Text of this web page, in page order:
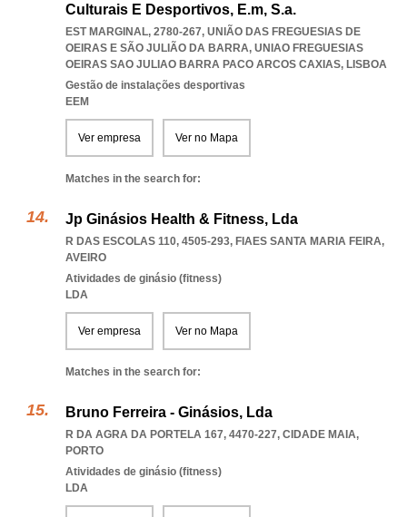
Culturais E Desportivos, E.m, S.a.
EST MARGINAL, 2780-267, UNIÃO DAS FREGUESIAS DE
OEIRAS E SÃO JULIÃO DA BARRA, UNIAO FREGUESIAS
OEIRAS SAO JULIAO BARRA PACO ARCOS CAXIAS, LISBOA
Gestão de instalações desportivas
EEM
Ver empresa Ver no Mapa
Matches in the search for:
Jp Ginásios Health & Fitness, Lda
R DAS ESCOLAS 110, 4505-293, FIAES SANTA MARIA FEIRA,
AVEIRO
Atividades de ginásio (fitness)
LDA
Ver empresa Ver no Mapa
Matches in the search for:
Bruno Ferreira - Ginásios, Lda
R DA AGRA DA PORTELA 167, 4470-227, CIDADE MAIA,
PORTO
Atividades de ginásio (fitness)
LDA